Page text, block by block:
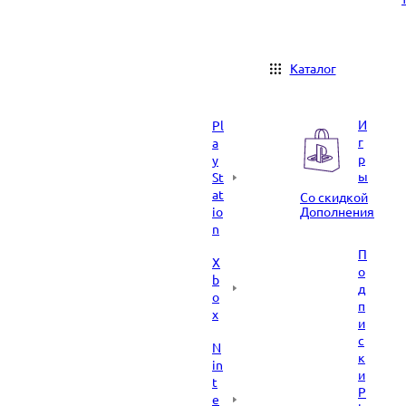
Каталог
Pl
a
y
St
at
io
n
X
b
o
x
N
in
t
e
И
г
р
ы
Со скидкой
Дополнения
П
о
д
п
и
с
к
и
P